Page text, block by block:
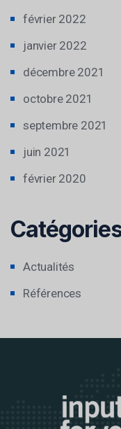
février 2022
janvier 2022
décembre 2021
octobre 2021
septembre 2021
juin 2021
février 2020
Actualités
Références